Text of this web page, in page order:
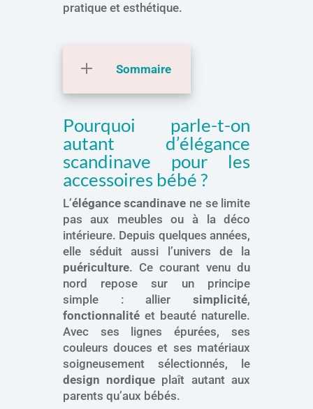
pratique et esthétique.
Sommaire
Pourquoi parle-t-on
autant d’élégance
scandinave pour les
accessoires bébé ?
L’élégance scandinave ne se limite
pas aux meubles ou à la déco
intérieure. Depuis quelques années,
elle séduit aussi l’univers de la
puériculture. Ce courant venu du
nord repose sur un principe
simple : alliersimplicité,
fonctionnalitéet beauté naturelle.
Avec ses lignes épurées, ses
couleurs douces et ses matériaux
soigneusement sélectionnés, le
design nordique plaît autant aux
parents qu’aux bébés.